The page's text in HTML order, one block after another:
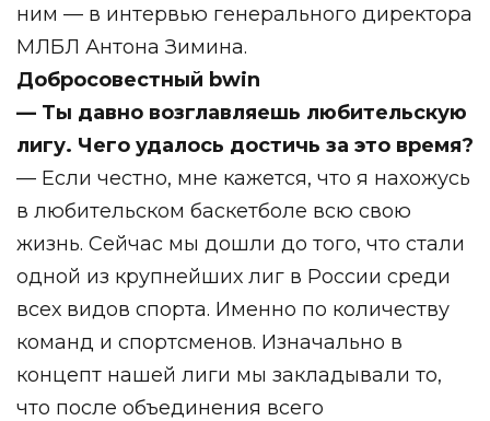
ним — в интервью генерального директора
МЛБЛ Антона Зимина.
Добросовестный bwin
— Ты давно возглавляешь любительскую
лигу. Чего удалось достичь за это время?
— Если честно, мне кажется, что я нахожусь
в любительском баскетболе всю свою
жизнь. Сейчас мы дошли до того, что стали
одной из крупнейших лиг в России среди
всех видов спорта. Именно по количеству
команд и спортсменов. Изначально в
концепт нашей лиги мы закладывали то,
что после объединения всего